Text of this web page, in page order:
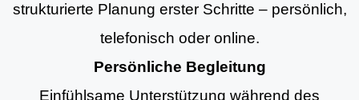
strukturierte Planung erster Schritte – persönlich,
telefonisch oder online.
Persönliche Begleitung
Einfühlsame Unterstützung während des